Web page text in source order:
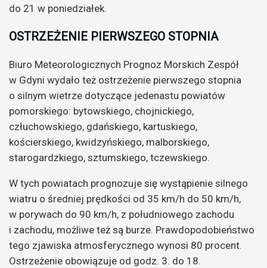
do 21 w poniedziałek.
OSTRZEŻENIE PIERWSZEGO STOPNIA
Biuro Meteorologicznych Prognoz Morskich Zespół
w Gdyni wydało też ostrzeżenie pierwszego stopnia
o silnym wietrze dotyczące jedenastu powiatów
pomorskiego: bytowskiego, chojnickiego,
człuchowskiego, gdańskiego, kartuskiego,
kościerskiego, kwidzyńskiego, malborskiego,
starogardzkiego, sztumskiego, tczewskiego.
W tych powiatach prognozuje się wystąpienie silnego
wiatru o średniej prędkości od 35 km/h do 50 km/h,
w porywach do 90 km/h, z południowego zachodu
i zachodu, możliwe też są burze. Prawdopodobieństwo
tego zjawiska atmosferycznego wynosi 80 procent.
Ostrzeżenie obowiązuje od godz. 3. do 18.